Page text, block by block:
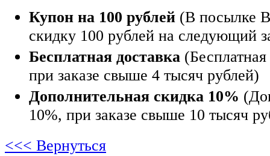
Купон на 100 рублей (В посылке
скидку 100 рублей на следующий
Бесплатная доставка
при заказе свыше 4 тысяч рублей)
Дополнительная скидка 10%
10%, при заказе свыше 10 тысяч
<<< Вернуться